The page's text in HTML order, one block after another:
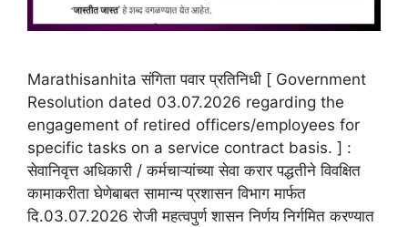
Marathisanhita संगिता पवार प्रतिनिधी [ Government
Resolution dated 03.07.2026 regarding the
engagement of retired officers/employees for
specific tasks on a service contract basis. ] :
सेवानिवृत्त अधिकारी / कर्मचाऱ्यांच्या सेवा करार पद्धतीने विवक्षित
कामाकरीता घेणेबाबत सामान्य प्रशासन विभाग मार्फत
दि.03.07.2026 रोजी महत्वपुर्ण शासन निर्णय निर्गमित करण्यात